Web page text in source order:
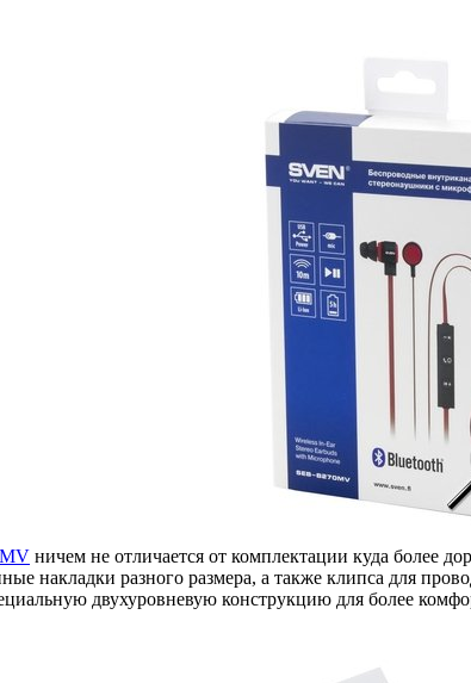
ничем не отличается от комплектации куда более
накладки разного размера, а также клипса для
двухуровневую конструкцию для более